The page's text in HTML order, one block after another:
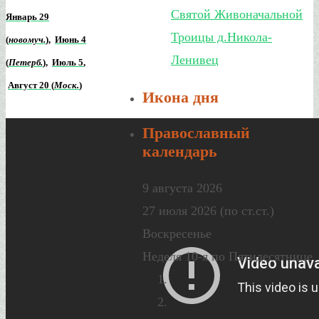
Январь 29
(новомуч.), Июнь 4
(Петерб.), Июль 5,
Август 20 (Моск.)
Святой Живоначальной
Троицы д.Никола-
Ленивец
Икона дня
Православный
календарь
9 августа 2026
27 июля 2026 (по ст.ст.)
Воскресенье
Неделя 10-я по Пятидесятнице